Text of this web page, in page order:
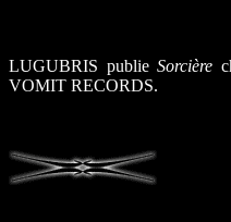
LUGUBRIS publieSorcière
VOMIT RECORDS.